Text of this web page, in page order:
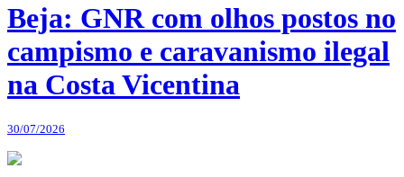
Beja: GNR com olhos postos no
campismo e caravanismo ilegal
na Costa Vicentina
30/07/2026